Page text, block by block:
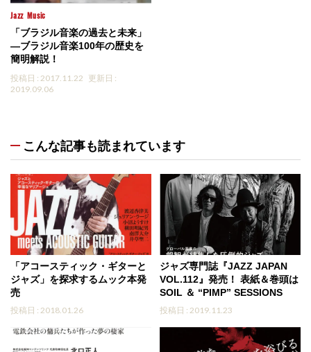
Jazz Music
「ブラジル音楽の過去と未来」
―ブラジル音楽100年の歴史を
簡明解説！
投稿日 : 2017.11.22 更新日 :
2019.09.06
こんな記事も読まれています
「アコースティック・ギターと
ジャズ」を探求するムック本発
売
投稿日 : 2018.01.26
ジャズ専門誌『JAZZ JAPAN
VOL.112』発売！ 表紙＆巻頭は
SOIL ＆ “PIMP” SESSIONS
投稿日 : 2019.11.23